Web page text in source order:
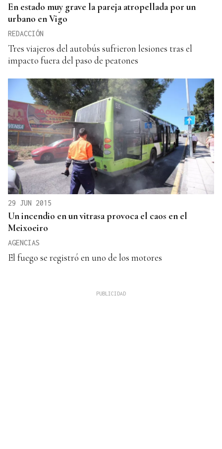
En estado muy grave la pareja atropellada por un
urbano en Vigo
REDACCIÓN
Tres viajeros del autobús sufrieron lesiones tras el
impacto fuera del paso de peatones
29 JUN 2015
Un incendio en un vitrasa provoca el caos en el
Meixoeiro
AGENCIAS
El fuego se registró en uno de los motores